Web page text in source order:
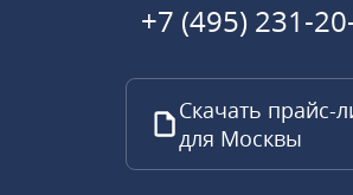
+7 (495) 231-
Скачать прайс-
для Москвы